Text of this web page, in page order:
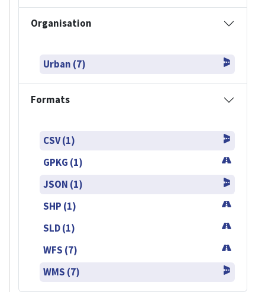
Organisation
Urban (7)
Formats
CSV (1)
GPKG (1)
JSON (1)
SHP (1)
SLD (1)
WFS (7)
WMS (7)